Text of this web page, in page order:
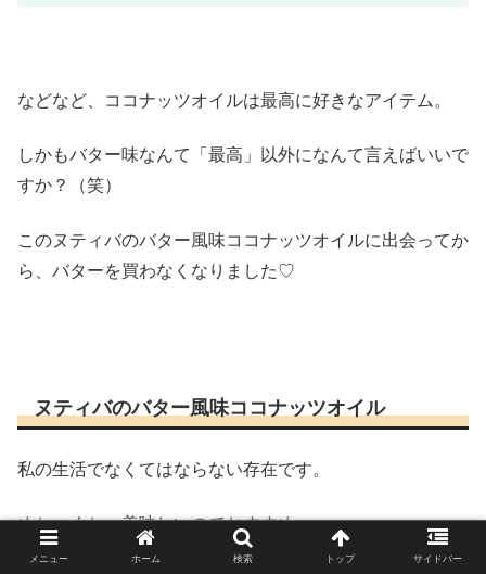
などなど、ココナッツオイルは最高に好きなアイテム。
しかもバター味なんて「最高」以外になんて言えばいいで
すか？（笑）
このヌティバのバター風味ココナッツオイルに出会ってか
ら、バターを買わなくなりました♡
ヌティバのバター風味ココナッツオイル
私の生活でなくてはならない存在です。
めちゃくちゃ美味しいのでおすすめ♪
メニュー ホーム 検索 トップ サイドバー